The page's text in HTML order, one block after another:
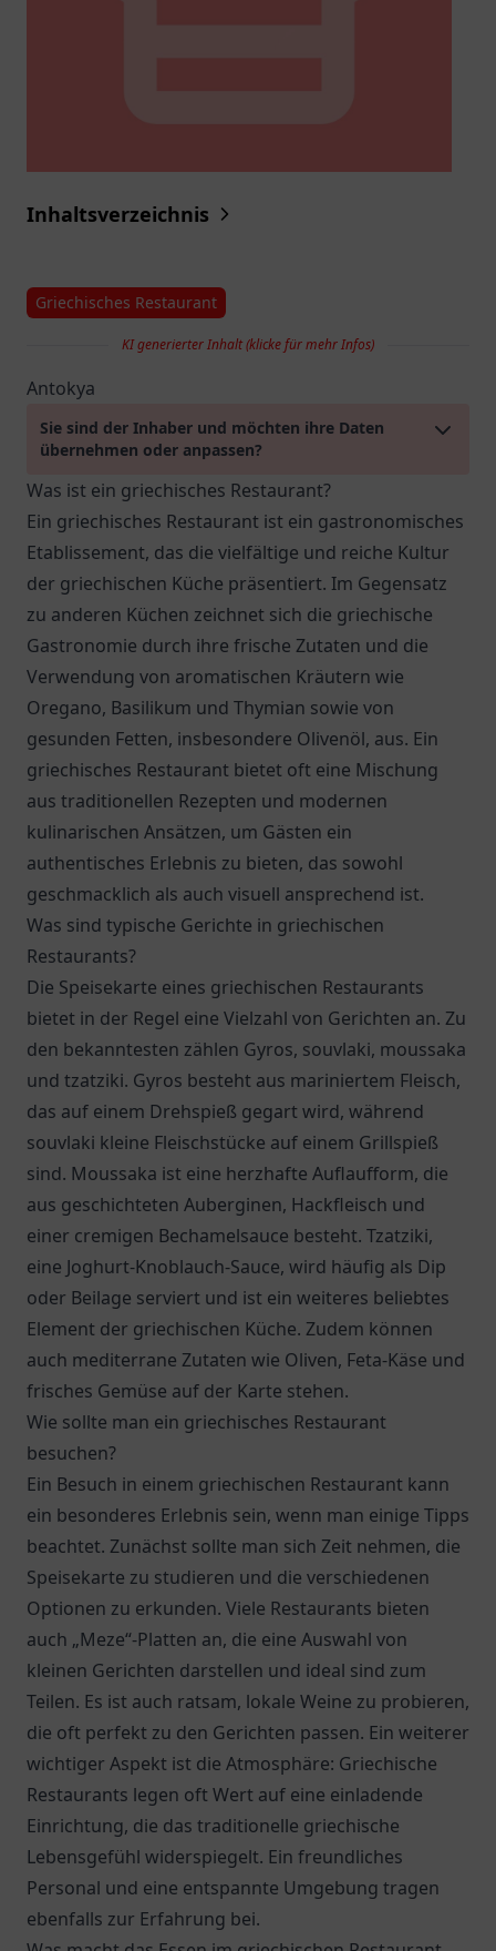
Inhaltsverzeichnis
Griechisches Restaurant
KI generierter Inhalt (klicke für mehr Infos)
Antokya
Sie sind der Inhaber und möchten ihre Daten
übernehmen oder anpassen?
Was ist ein griechisches Restaurant?
Ein griechisches Restaurant ist ein gastronomisches
Etablissement, das die vielfältige und reiche Kultur
der griechischen Küche präsentiert. Im Gegensatz
zu anderen Küchen zeichnet sich die griechische
Gastronomie durch ihre frische Zutaten und die
Verwendung von aromatischen Kräutern wie
Oregano, Basilikum und Thymian sowie von
gesunden Fetten, insbesondere Olivenöl, aus. Ein
griechisches Restaurant bietet oft eine Mischung
aus traditionellen Rezepten und modernen
kulinarischen Ansätzen, um Gästen ein
authentisches Erlebnis zu bieten, das sowohl
geschmacklich als auch visuell ansprechend ist.
Was sind typische Gerichte in griechischen
Restaurants?
Die Speisekarte eines griechischen Restaurants
bietet in der Regel eine Vielzahl von Gerichten an. Zu
den bekanntesten zählen Gyros, souvlaki, moussaka
und tzatziki. Gyros besteht aus mariniertem Fleisch,
das auf einem Drehspieß gegart wird, während
souvlaki kleine Fleischstücke auf einem Grillspieß
sind. Moussaka ist eine herzhafte Auflaufform, die
aus geschichteten Auberginen, Hackfleisch und
einer cremigen Bechamelsauce besteht. Tzatziki,
eine Joghurt-Knoblauch-Sauce, wird häufig als Dip
oder Beilage serviert und ist ein weiteres beliebtes
Element der griechischen Küche. Zudem können
auch mediterrane Zutaten wie Oliven, Feta-Käse und
frisches Gemüse auf der Karte stehen.
Wie sollte man ein griechisches Restaurant
besuchen?
Ein Besuch in einem griechischen Restaurant kann
ein besonderes Erlebnis sein, wenn man einige Tipps
beachtet. Zunächst sollte man sich Zeit nehmen, die
Speisekarte zu studieren und die verschiedenen
Optionen zu erkunden. Viele Restaurants bieten
auch „Meze“-Platten an, die eine Auswahl von
kleinen Gerichten darstellen und ideal sind zum
Teilen. Es ist auch ratsam, lokale Weine zu probieren,
die oft perfekt zu den Gerichten passen. Ein weiterer
wichtiger Aspekt ist die Atmosphäre: Griechische
Restaurants legen oft Wert auf eine einladende
Einrichtung, die das traditionelle griechische
Lebensgefühl widerspiegelt. Ein freundliches
Personal und eine entspannte Umgebung tragen
ebenfalls zur Erfahrung bei.